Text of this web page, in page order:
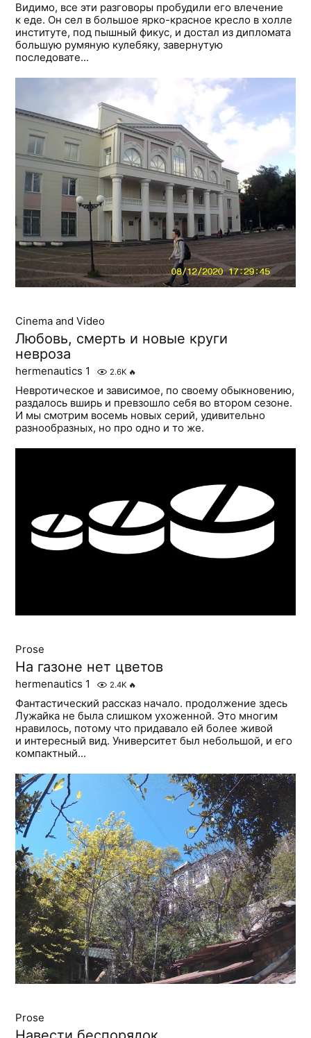
Видимо, все эти разговоры пробудили его влечение
к еде. Он сел в большое ярко-красное кресло в холле
институте, под пышный фикус, и достал из дипломата
большую румяную кулебяку, завернутую
последовате...
Cinema and Video
Любовь, смерть и новые круги
невроза
hermenautics 1 2.6K 🔥
Невротическое и зависимое, по своему обыкновению,
раздалось вширь и превзошло себя во втором сезоне.
И мы смотрим восемь новых серий, удивительно
разнообразных, но про одно и то же.
Prose
На газоне нет цветов
hermenautics 1 2.4K 🔥
Фантастический рассказ начало. продолжение здесь
Лужайка не была слишком ухоженной. Это многим
нравилось, потому что придавало ей более живой
и интересный вид. Университет был небольшой, и его
компактный...
Prose